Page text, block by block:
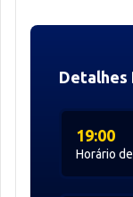
Detalhes
Horário
19:00